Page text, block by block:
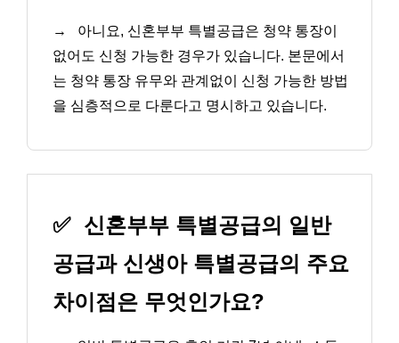
→
아니요, 신혼부부 특별공급은 청약 통장이
없어도 신청 가능한 경우가 있습니다. 본문에서
는 청약 통장 유무와 관계없이 신청 가능한 방법
을 심층적으로 다룬다고 명시하고 있습니다.
✅ 신혼부부 특별공급의 일반
공급과 신생아 특별공급의 주요
차이점은 무엇인가요?